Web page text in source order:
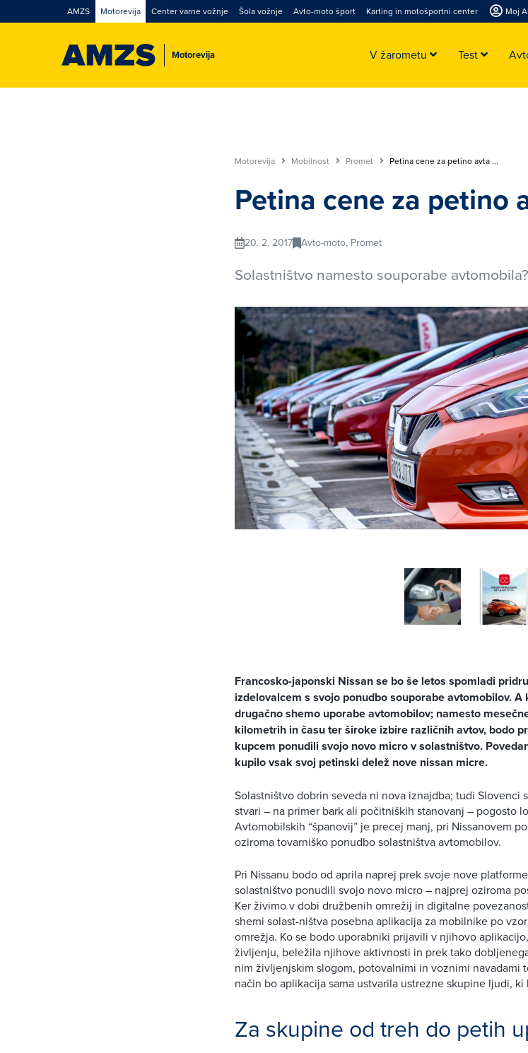
Motorevija
AMZS Motorevija Center varne vožnje Šola vožnje Avto-moto šport Karting in motošportni center Moj
V žarometu Test
Motorevija Mobilnost Promet Petina cene za petino avta ...
Petina cene za petino
20. 2. 2017 Avto-moto, Promet
Solastništvo namesto souporabe avtomobila?
Francosko-japonski Nissan se bo še letos spomladi
izdelovalcem s svojo ponudbo souporabe avtomobilov.
drugačno shemo uporabe avtomobilov; namesto
kilometrih in času ter široke izbire različnih avtov, bodo
kupcem ponudili svojo novo micro v solastništvo.
kupilo vsak svoj petinski delež nove nissan micre.
Solastništvo dobrin seveda ni nova iznajdba; tudi Slovenci
stvari – na primer bark ali počitniških stanovanj – pogosto
Avtomobilskih “španovij” je precej manj, pri Nissanovem
oziroma tovarniško ponudbo solastništva avtomobilov.
Pri Nissanu bodo od aprila naprej prek svoje nove
solastništvo ponudili svojo novo micro – najprej oziroma
Ker živimo v dobi družbenih omrežij in digitalne
shemi solast-ništva posebna aplikacija za mobilnike po
omrežja. Ko se bodo uporabniki prijavili v njihovo
življenju, beležila njihove aktivnosti in prek tako
nim življenjskim slogom, potovalnimi in voznimi navadami
način bo aplikacija sama ustvarila ustrezne skupine ljudi,
Za skupine od treh do petih